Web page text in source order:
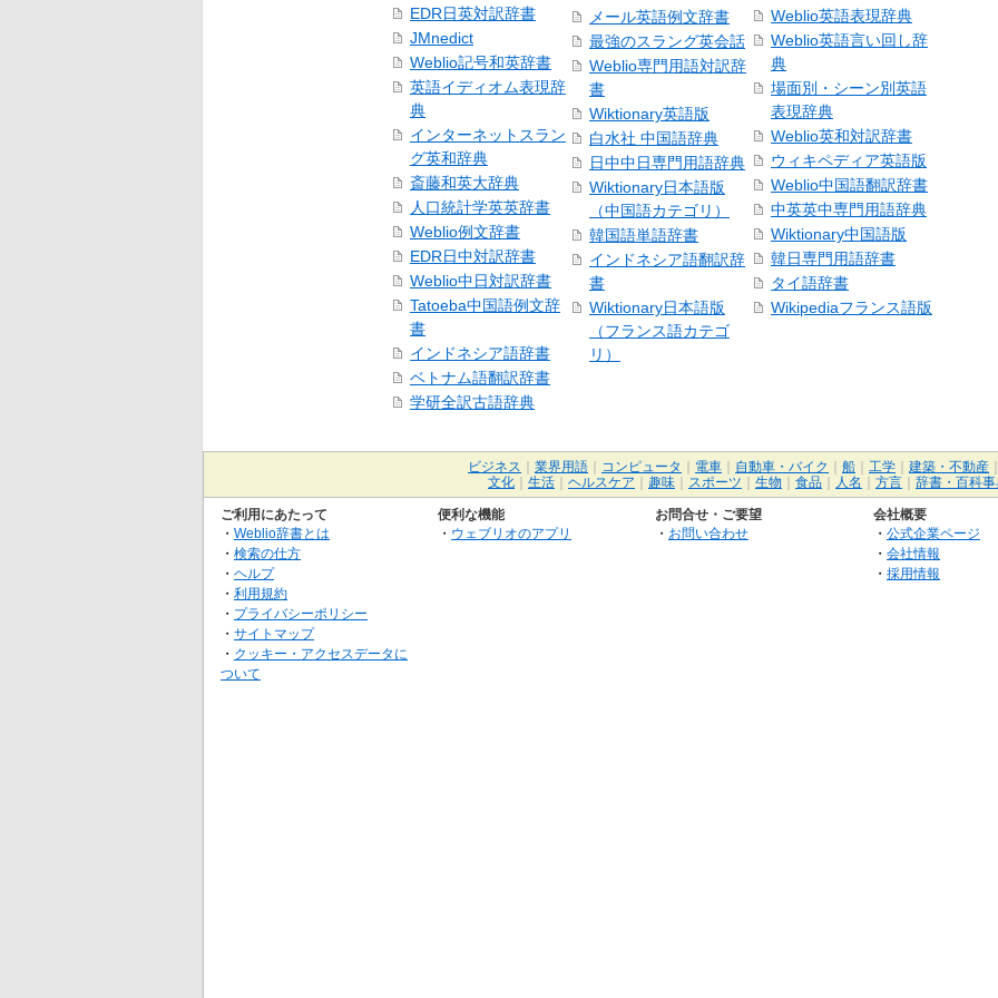
EDR日英対訳辞書
JMnedict
Weblio記号和英辞書
英語イディオム表現辞
典
インターネットスラン
グ英和辞典
斎藤和英大辞典
人口統計学英英辞書
Weblio例文辞書
EDR日中対訳辞書
Weblio中日対訳辞書
Tatoeba中国語例文辞
書
インドネシア語辞書
ベトナム語翻訳辞書
学研全訳古語辞典
メール英語例文辞書
最強のスラング英会話
Weblio専門用語対訳辞
書
Wiktionary英語版
白水社 中国語辞典
日中中日専門用語辞典
Wiktionary日本語版
（中国語カテゴリ）
韓国語単語辞書
インドネシア語翻訳辞
書
Wiktionary日本語版
（フランス語カテゴ
リ）
Weblio英語表現辞典
Weblio英語言い回し辞
典
場面別・シーン別英語
表現辞典
Weblio英和対訳辞書
ウィキペディア英語版
Weblio中国語翻訳辞書
中英英中専門用語辞典
Wiktionary中国語版
韓日専門用語辞書
タイ語辞書
Wikipediaフランス語版
ビジネス 業界用語 コンピュータ 電車 自動車・バイク 船 工学 建築・不動産
文化
生活 ヘルスケア 趣味 スポーツ 生物 食品 人名 方言 辞書・百科事
ご利用にあたって
・ Weblio辞書とは
・ 検索の仕方
・ ヘルプ
・ 利用規約
・ プライバシーポリシー
・ サイトマップ
・ クッキー・アクセスデータに
ついて
便利な機能
・ ウェブリオのアプリ
お問合せ・ご要望
・ お問い合わせ
会社概要
・ 公式企業ページ
・ 会社情報
・ 採用情報